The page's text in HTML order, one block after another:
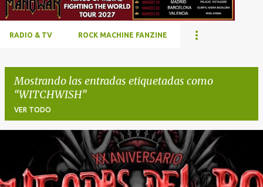
RADIO & TV ROCK MACHINE FANZINE
Mostrando las entradas etiquetadas como
WITCHWISH
VER TODO
t